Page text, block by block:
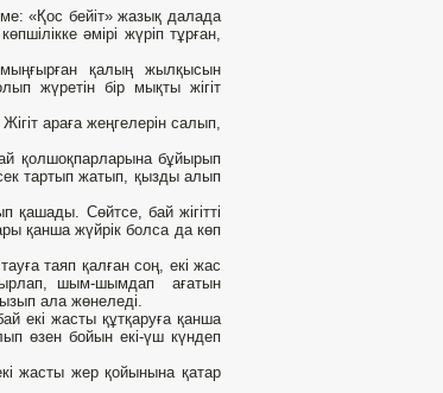
«Қос бейіт» жазық далада
әмірі жүріп тұрған,
қалың жылқысын
жүретін бір мықты жігіт
араға жеңгелерін салып,
қолшоқпарларына бұйырып
тартып жатып, қызды алып
қашады. Сөйтсе, бай жігітті
қанша жүйрік болса да көп
таяп қалған соң, екі жас
шым-шымдап ағатын
ала жөнеледі.
екі жасты құтқаруға қанша
өзен бойын екі-үш күндеп
жасты жер қойынына қатар